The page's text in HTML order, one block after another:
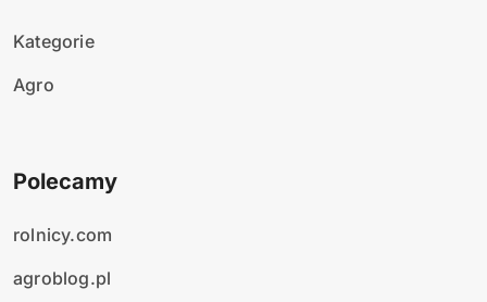
Kategorie
Agro
Polecamy
rolnicy.com
agroblog.pl